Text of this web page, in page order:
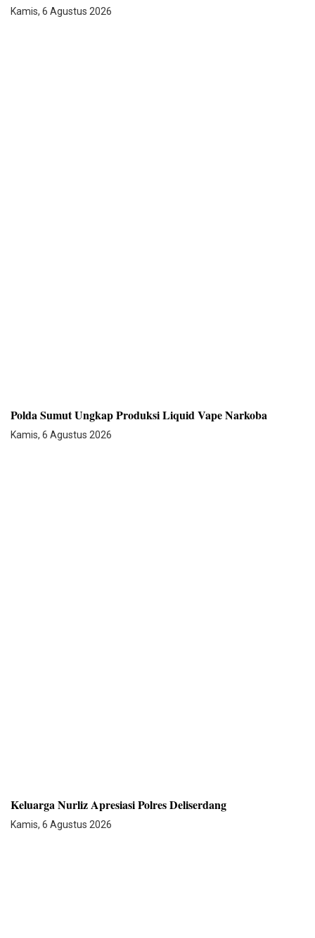
Kamis, 6 Agustus 2026
Polda Sumut Ungkap Produksi Liquid Vape Narkoba
Kamis, 6 Agustus 2026
Keluarga Nurliz Apresiasi Polres Deliserdang
Kamis, 6 Agustus 2026